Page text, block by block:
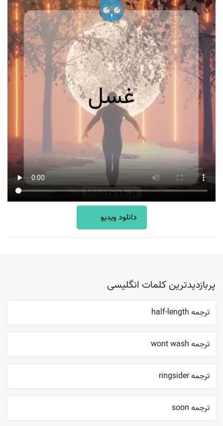
دانلود ویدیو
پربازدیدترین کلمات انگلیسی
ترجمه half-length
ترجمه wont wash
ترجمه ringsider
ترجمه soon